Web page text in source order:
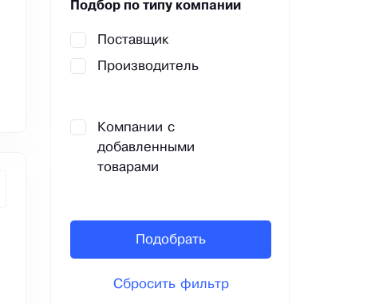
Подбор по типу компании
Поставщик
Производитель
Компании с
добавленными
товарами
Подобрать
Сбросить фильтр